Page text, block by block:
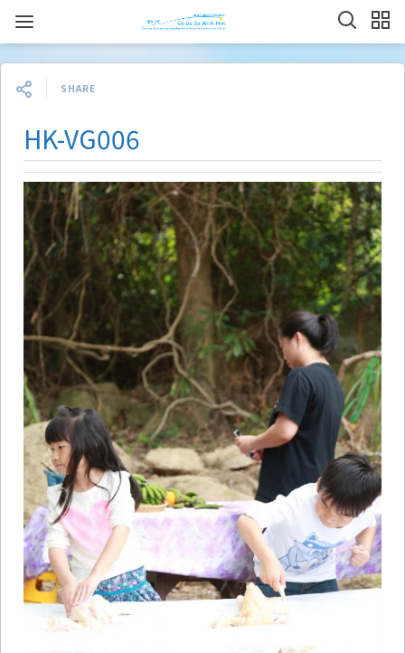
SHARE
HK-VG006